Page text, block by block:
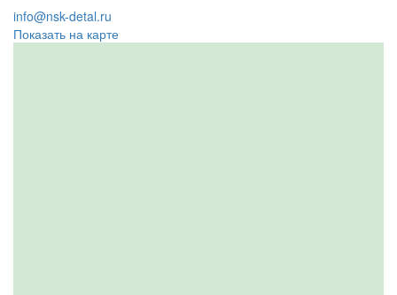
info@nsk-detal.ru
Показать на карте